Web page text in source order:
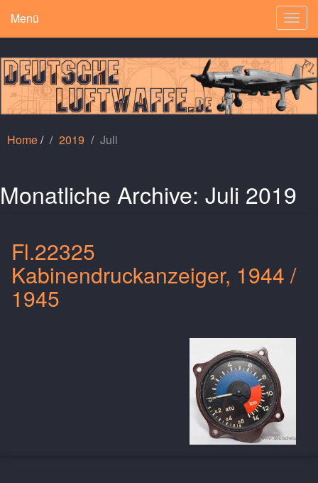
Menü
Home/ 2019 Juli
Monatliche Archive: Juli 2019
Fl.22325
Kabinendruckanzeiger, 1944 /
1945